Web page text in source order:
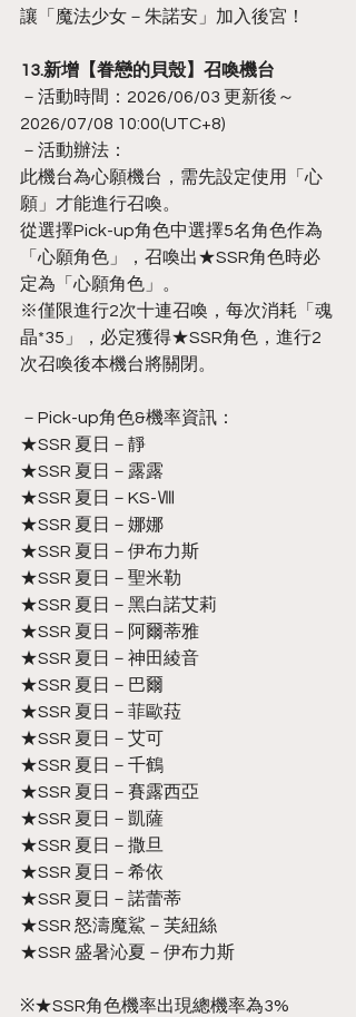
讓「魔法少女－朱諾安」加入後宮！
13.新增【眷戀的貝殼】召喚機台
－活動時間：2026/06/03 更新後～
2026/07/08 10:00(UTC+8)
－活動辦法：
此機台為心願機台，需先設定使用「心
願」才能進行召喚。
從選擇Pick-up角色中選擇5名角色作為
「心願角色」，召喚出★SSR角色時必
定為「心願角色」。
※僅限進行2次十連召喚，每次消耗「魂
晶*35」，必定獲得★SSR角色，進行2
次召喚後本機台將關閉。
－Pick-up角色&機率資訊：
★SSR 夏日－靜
★SSR 夏日－露露
★SSR 夏日－KS-Ⅷ
★SSR 夏日－娜娜
★SSR 夏日－伊布力斯
★SSR 夏日－聖米勒
★SSR 夏日－黑白諾艾莉
★SSR 夏日－阿爾蒂雅
★SSR 夏日－神田綾音
★SSR 夏日－巴爾
★SSR 夏日－菲歐菈
★SSR 夏日－艾可
★SSR 夏日－千鶴
★SSR 夏日－賽露西亞
★SSR 夏日－凱薩
★SSR 夏日－撒旦
★SSR 夏日－希依
★SSR 夏日－諾蕾蒂
★SSR 怒濤魔鯊－芙紐絲
★SSR 盛暑沁夏－伊布力斯
※★SSR角色機率出現總機率為3%